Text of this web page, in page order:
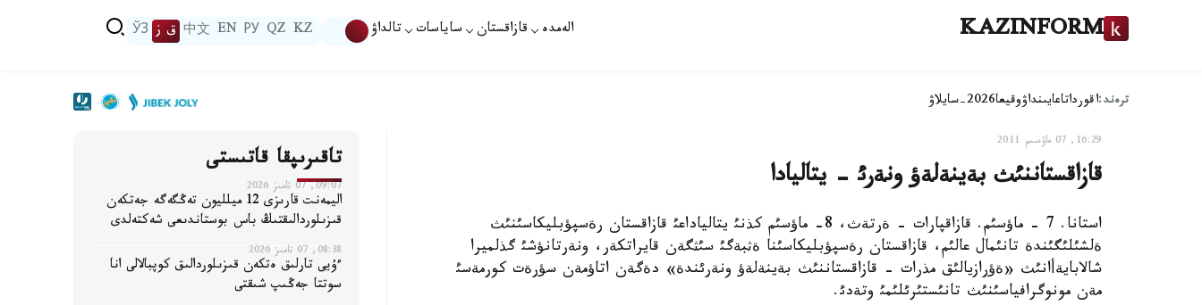
KAZINFORM الەمدە قازاقستان ساياسات تالداۋ KZ
QZ
РУ
EN
中文 ق ز ЎЗ
ترەند:اقورداتاعايىنداۋوقيعا2026-سايلاۋ
16:29, 07 ماۋسىم 2011
قازاقستاننئث بةينةلةؤ ونةرئ - يتاليادا
استانا. 7 - ماؤسئم. قازاقپارات - ةرتةث، 8- ماؤسئم كذنئ يتالياداعئ قازاقستان رةسپؤبليكاسئنئث
ةلشئلئگئندة تانئمال عالئم، قازاقستان رةسپؤبليكاسئنا ةثبةگئ سئثگةن قايراتكةر، ونةرتانؤشئ گذلميرا
شالابايةأانئث «ةؤرازيالئق مذرات - قازاقستاننئث بةينةلةؤ ونةرئندة» دةگةن اتاؤمةن سؤرةت كورمةسئ
مةن مونوگرافياسئنئث تانئستئرئلئمئ وتةدئ.
تاقىرىپقا قاتىستى
09:07, 07 تامىز 2026
اليمەنت قارىزى 12 ميلليون تەڭگەگە جەتكەن
قىزىلوردالىقتىڭ باس بوستاندىعى شەكتەلدى
08:38, 07 تامىز 2026
ءۇيى تارلىق ەتكەن قىزىلوردالىق كوپبالالى انا
سوتتا جەڭىپ شىقتى